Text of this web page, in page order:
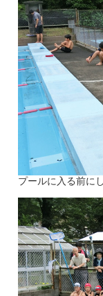
プールに入る前に